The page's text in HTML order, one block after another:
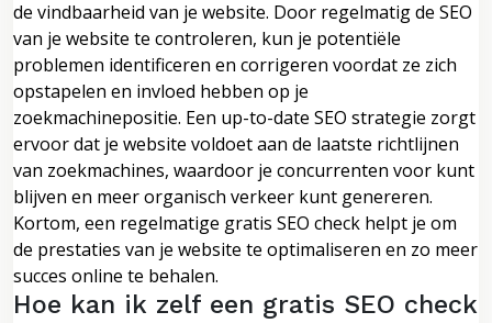
de vindbaarheid van je website. Door regelmatig de SEO
van je website te controleren, kun je potentiële
problemen identificeren en corrigeren voordat ze zich
opstapelen en invloed hebben op je
zoekmachinepositie. Een up-to-date SEO strategie zorgt
ervoor dat je website voldoet aan de laatste richtlijnen
van zoekmachines, waardoor je concurrenten voor kunt
blijven en meer organisch verkeer kunt genereren.
Kortom, een regelmatige gratis SEO check helpt je om
de prestaties van je website te optimaliseren en zo meer
succes online te behalen.
Hoe kan ik zelf een gratis SEO check